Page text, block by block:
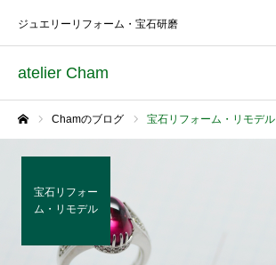
atelier Cham
ジュエリーリフォーム・宝石研磨
Chamのブログ 宝石リフォーム・リモデル
宝石リフォー
ム・リモデル